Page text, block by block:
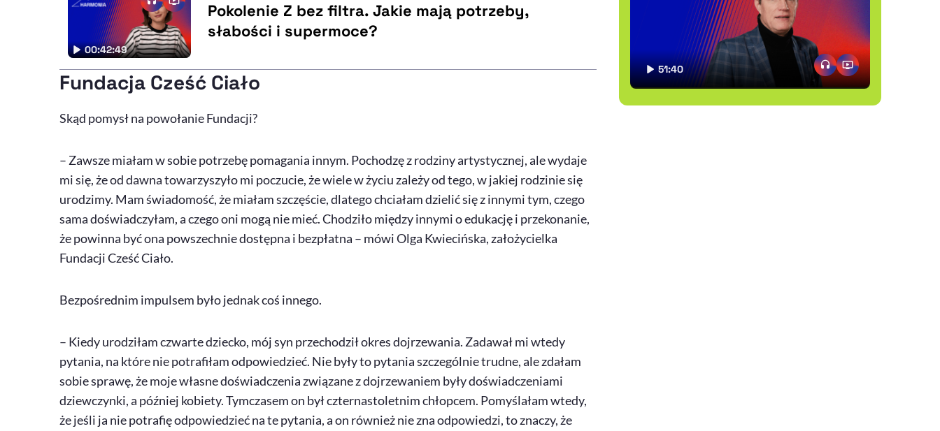
00:42:49
Pokolenie Z bez filtra. Jakie mają potrzeby,
słabości i supermoce?
Fundacja Cześć Ciało
Skąd pomysł na powołanie Fundacji?
– Zawsze miałam w sobie potrzebę pomagania innym. Pochodzę z rodziny artystycznej, ale wydaje
mi się, że od dawna towarzyszyło mi poczucie, że wiele w życiu zależy od tego, w jakiej rodzinie się
urodzimy. Mam świadomość, że miałam szczęście, dlatego chciałam dzielić się z innymi tym, czego
sama doświadczyłam, a czego oni mogą nie mieć. Chodziło między innymi o edukację i przekonanie,
że powinna być ona powszechnie dostępna i bezpłatna – mówi Olga Kwiecińska, założycielka
Fundacji Cześć Ciało.
Bezpośrednim impulsem było jednak coś innego.
– Kiedy urodziłam czwarte dziecko, mój syn przechodził okres dojrzewania. Zadawał mi wtedy
pytania, na które nie potrafiłam odpowiedzieć. Nie były to pytania szczególnie trudne, ale zdałam
sobie sprawę, że moje własne doświadczenia związane z dojrzewaniem były doświadczeniami
dziewczynki, a później kobiety. Tymczasem on był czternastoletnim chłopcem. Pomyślałam wtedy,
że jeśli ja nie potrafię odpowiedzieć na te pytania, a on również nie zna odpowiedzi, to znaczy, że
CZAS TRWANIA
51:40